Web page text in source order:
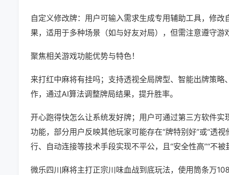
自定义修改牌：用户可输入需求生成专用辅助工具，修改
果，适用于多种场景（如与好友对局），但需注意遵守游
聚焦相关游戏功能优势与特色！
来打红中麻将有挂吗；支持透视全局牌型、智能出牌策
作，通过AI算法调整牌局结果，提升胜率。
开心跑得快怎么让系统发好牌；用户可通过第三方软件实
功能，部分用户反映其他玩家可能存在“牌特别好”或“透
行、自动连接等技术手段实现不平公，且“安全性高”“不被
微乐四川麻将主打正宗川味血战到底玩法，使用筒条万